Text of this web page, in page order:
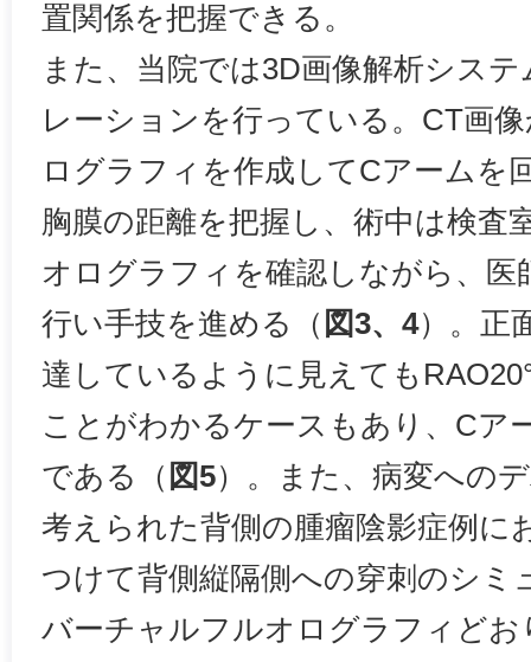
置関係を把握できる。
また、当院では3D画像解析シス
レーションを行っている。CT画
ログラフィを作成してCアームを
胸膜の距離を把握し、術中は検査
オログラフィを確認しながら、医
行い手技を進める（ 図3、4）。正
達しているように見えても
ことがわかるケースもあり、Cア
である（ 図5）。また、病変への
考えられた背側の腫瘤陰影症例に
つけて背側縦隔側への穿刺のシミ
バーチャルフルオログラフィどお